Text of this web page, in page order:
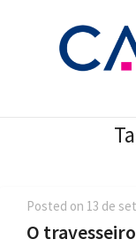
Posted on 13 de
O